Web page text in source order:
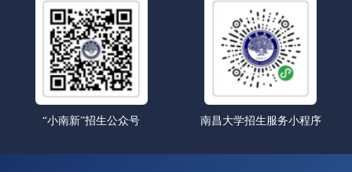
“小南新”招生公众号 南昌大学招生服务小程序